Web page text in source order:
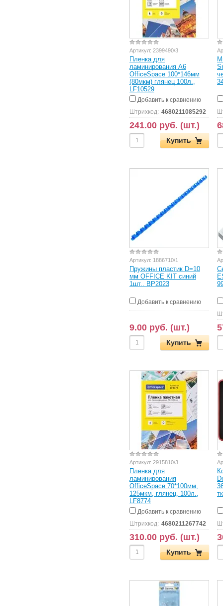
Артикул: 2399490/3
Пленка для
ламинирования А6
OfficeSpace 100*146мм
(80мкм) глянец 100л.,
LF10529
Добавить к сравнению
Штрихкод: 4680211085292
241.00 руб. (шт.)
Купить
Артикул: 1886710/1
Пружины пластик D=10
мм OFFICE KIT синий
1шт.. BP2023
Добавить к сравнению
9.00 руб. (шт.)
Купить
Артикул: 2915810/3
Пленка для
ламинирования
OfficeSpace 70*100мм,
125мкм, глянец, 100л.,
LF8774
Добавить к сравнению
Штрихкод: 4680211267742
310.00 руб. (шт.)
Купить